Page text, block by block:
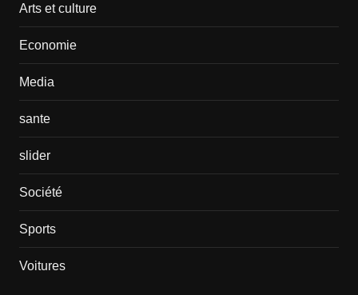
Arts et culture
Economie
Media
sante
slider
Société
Sports
Voitures